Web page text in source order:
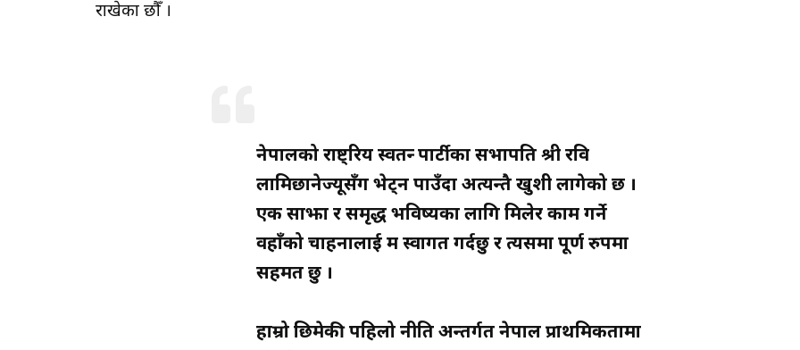
राखेका छौँ ।
नेपालको राष्ट्रिय स्वतन्त्र पार्टीका सभापति श्री रवि
लामिछानेज्यूसँग भेट्न पाउँदा अत्यन्तै खुशी लागेको छ ।
एक साझा र समृद्ध भविष्यका लागि मिलेर काम गर्ने
वहाँको चाहनालाई म स्वागत गर्दछु र त्यसमा पूर्ण रुपमा
सहमत छु ।
हाम्रो छिमेकी पहिलो नीति अन्तर्गत नेपाल प्राथमिकतामा